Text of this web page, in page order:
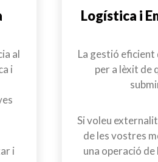
al
i
i
Logística i
La gestió eficient
per a lèxit de
Si voleu
de les vostres
una operació